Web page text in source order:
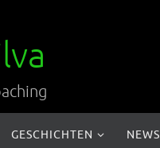
GESCHICHTEN NEWS